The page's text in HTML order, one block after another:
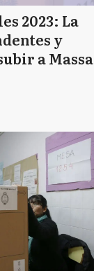
2023: La
y
a Massa